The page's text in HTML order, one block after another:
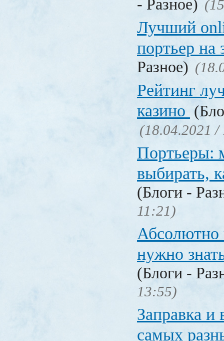
- Разное)
Лучший
портьер на
Разное)
Рейтинг
казино
(18.04.2021 /
Портьеры:
выбирать,
(Блоги -
11:21)
Абсолютно
нужно
(Блоги -
13:55)
Заправка и
самых